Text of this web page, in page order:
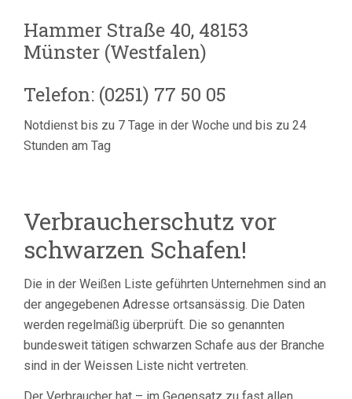
Hammer Straße 40, 48153
Münster (Westfalen)
Telefon: (0251) 77 50 05
Notdienst bis zu 7 Tage in der Woche und bis zu 24
Stunden am Tag
Verbraucherschutz vor
schwarzen Schafen!
Die in der Weißen Liste geführten Unternehmen sind an
der angegebenen Adresse ortsansässig. Die Daten
werden regelmäßig überprüft. Die so genannten
bundesweit tätigen schwarzen Schafe aus der Branche
sind in der Weissen Liste nicht vertreten.